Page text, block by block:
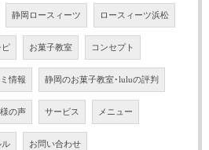
静岡ロースィーツ ロースィーツ浜松
ピ お菓子教室 コンセプト
情報 静岡のお菓子教室･luluの評判
の声 サービス メニュー
ル お問い合わせ